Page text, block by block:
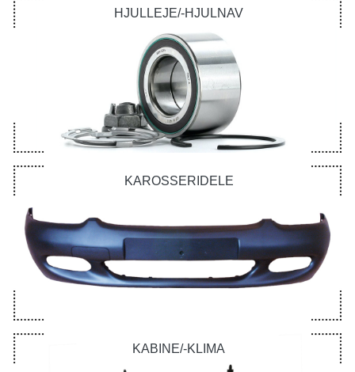
HJULLEJE/-HJULNAV
KAROSSERIDELE
KABINE/-KLIMA